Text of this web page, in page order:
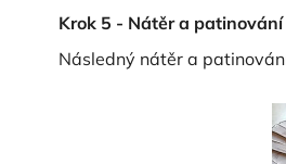
Krok 5 - Nátěr a
Následný nátěr a